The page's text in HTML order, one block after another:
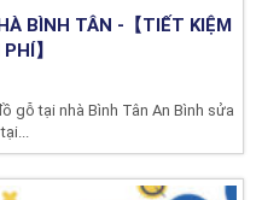
BÌNH TÂN -【TIẾT KIỆM
】
gỗ tại nhà Bình Tân An Bình sửa